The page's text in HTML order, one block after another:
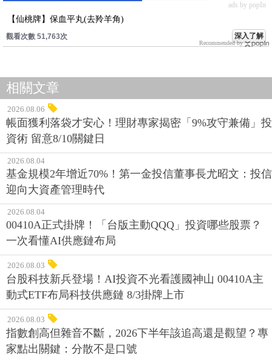
ads by popIn
【仙桃牌】保血平丸(去羚羊角)
觀看次數 51,763次 深入了解
Recommended by
相關文章
2026.08.06
帳面獲利落袋才安心！理財專家揭密「9%攻守兼備」投
資術 留意8/10關鍵日
2026.08.04
基金規模2年增近70%！第一金投信董事長尤昭文：投信
迎向大資產管理時代
2026.08.04
00410A正式掛牌！「台版主動QQQ」投資哪些股票？
一次看懂AI供應鏈布局
2026.08.03
台股科技新兵登場！AI投資不光看護國神山 00410A主
動式ETF布局科技供應鏈 8/3掛牌上市
2026.08.03
指數創高但雜音不斷，2026下半年該追高還是觀望？專
家點出關鍵：分散不是口號